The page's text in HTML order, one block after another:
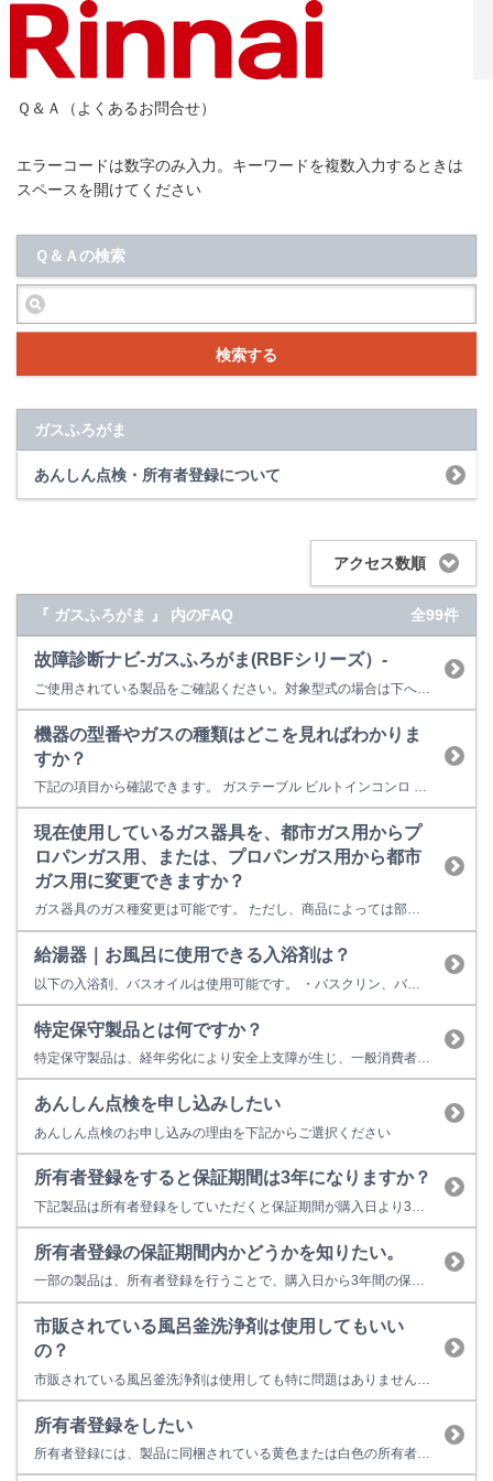
Ｑ＆Ａ（よくあるお問合せ）
エラーコードは数字のみ入力。キーワードを複数入力するときは
スペースを開けてください
Ｑ＆Ａの検索
検索する
ガスふろがま
あんしん点検・所有者登録について
アクセス数順
『 ガスふろがま 』 内のFAQ 全99件
故障診断ナビ-ガスふろがま(RBFシリーズ）-
機器の型番やガスの種類はどこを見ればわかりま
すか？
下記の項目から確認できます。 ガステーブル ビルトインコンロ 卓上型ガスオーブン ビルトインガスオーブン ガス炊飯器 ガス瞬間湯沸器 食器洗い乾燥機 レンジフード ガスファンヒーター ガス衣類乾燥機 給湯器 ガスふろがま 業務用炊飯器 業務用ガス赤外線グリラー ガステーブル 本体型番は、本体正面のリンナイロゴ(Rinnai)の下、もしくはロ...
現在使用しているガス器具を、都市ガス用からプ
ロパンガス用、または、プロパンガス用から都市
ガス用に変更できますか？
ガス器具のガス種変更は可能です。 ただし、商品によっては部品が供給できないものもありますので、リンナイお客様センターまでご確認ください。 なお、ガス種変更作業は保証期間内でも有償となります。 部品を準備するのに通常約1週間～2週間ほど必要なため、事前にご予約をして頂きます様お願い致します。 器具が古い場合は部品の供給ができない場合もあります。
給湯器｜お風呂に使用できる入浴剤は？
以下の入浴剤、バスオイルは使用可能です。 ・バスクリン、バスロマン（ にごりタイプ、パウダー配合タイプは除く） ・FOO TOKYO プレミアムナイトバスオイル ・生活の木 バスオイル ストーリーテリング 機器の故障の原因となるため次の入浴剤、バスソルト、バスオイルは使用しないでください。 ・発泡系、バスバブルなど ・生薬など（葉、茎などの固形のものなど） ・ミルク配合成...
特定保守製品とは何ですか？
特定保守製品は、経年劣化により安全上支障が生じ、一般消費者の生命又は身体に対して重大な危害を及ぼすおそれが多いと認められる製品をいいます。 特定保守製品に指定されていた製品の所有者様には、「長期使用製品安全点検制度」により行う法定点検を受けることが求められていました。しかし、令和３年８月の消費生活用製品安全法の改正より下記の製品が特定保守製品の対象から除外されました。これによりリンナイの製...
あんしん点検を申し込みしたい
あんしん点検のお申し込みの理由を下記からご選択ください
所有者登録をすると保証期間は3年になりますか？
下記製品は所有者登録をしていただくと保証期間が購入日より3年間に延長されます。 【3年保証対象製品】 ガス瞬間湯沸器 ガス給湯専用機・ガス給湯器 ガスふろ給湯器 ガス給湯暖房用熱源機 ガス暖房専用熱源機 ガスふろがま ガスファンヒーター ※業務用機器は3年保証対象外となります。 ※上記対象製品のうち、一部製品は対...
所有者登録の保証期間内かどうかを知りたい。
一部の製品は、所有者登録を行うことで、購入日から3年間の保証が適用されます。保証期間内かどうかは、登録完了通知（3年保証書）からご確認いただけます。 登録完了通知をお持ちでない場合は、下記情報をご確認のうえ、所有者ご本人様よりリンナイ保守点検コールセンターへお電話ください。 【ご確認いただきたい情報（いずれか1点）】 1. 製品の型式、製造番号、ガス種（食器洗い乾燥機はガス種なし）...
市販されている風呂釜洗浄剤は使用してもいい
の？
所有者登録をしたい
所有者登録には、製品に同梱されている黄色または白色の所有者票が必要となります。